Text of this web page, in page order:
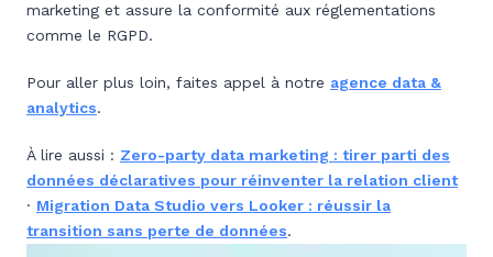
marketing et assure la conformité aux réglementations
comme le RGPD.
Pour aller plus loin, faites appel à notre agence data &
analytics.
À lire aussi : Zero-party data marketing : tirer parti des
données déclaratives pour réinventer la relation client
· Migration Data Studio vers Looker : réussir la
transition sans perte de données.